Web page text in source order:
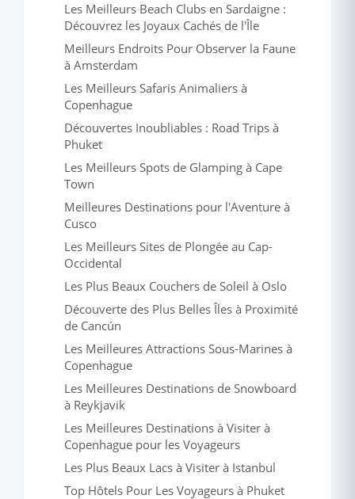
Les Meilleurs Beach Clubs en Sardaigne :
Découvrez les Joyaux Cachés de l'Île
Meilleurs Endroits Pour Observer la Faune
à Amsterdam
Les Meilleurs Safaris Animaliers à
Copenhague
Découvertes Inoubliables : Road Trips à
Phuket
Les Meilleurs Spots de Glamping à Cape
Town
Meilleures Destinations pour l'Aventure à
Cusco
Les Meilleurs Sites de Plongée au Cap-
Occidental
Les Plus Beaux Couchers de Soleil à Oslo
Découverte des Plus Belles Îles à Proximité
de Cancún
Les Meilleures Attractions Sous-Marines à
Copenhague
Les Meilleures Destinations de Snowboard
à Reykjavik
Les Meilleures Destinations à Visiter à
Copenhague pour les Voyageurs
Les Plus Beaux Lacs à Visiter à Istanbul
Top Hôtels Pour Les Voyageurs à Phuket